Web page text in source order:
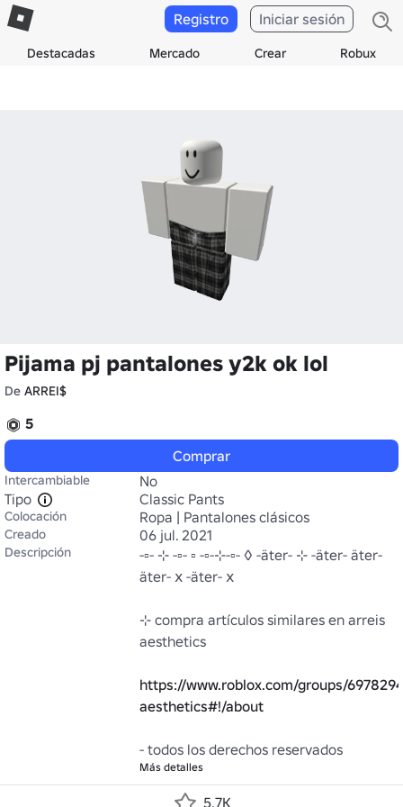
Destacadas Mercado Crear Robux
Registro Iniciar sesión
Pijama pj pantalones y2k ok lol
De ARREI$
5
Comprar
Intercambiable
No
Tipo
Classic Pants
Colocación Ropa | Pantalones clásicos
Creado 06 jul. 2021
Descripción
-▫- ⊹ -▫- ▫ -▫-⊹-▫- ◊ -äter- ⊹ -äter- äter-
äter- ⅹ -äter- ⅹ
⊹ compra artículos similares en arreis
aesthetics
https://www.roblox.com/groups/
aesthetics#!/about
- todos los derechos reservados
Más detalles
5.7K